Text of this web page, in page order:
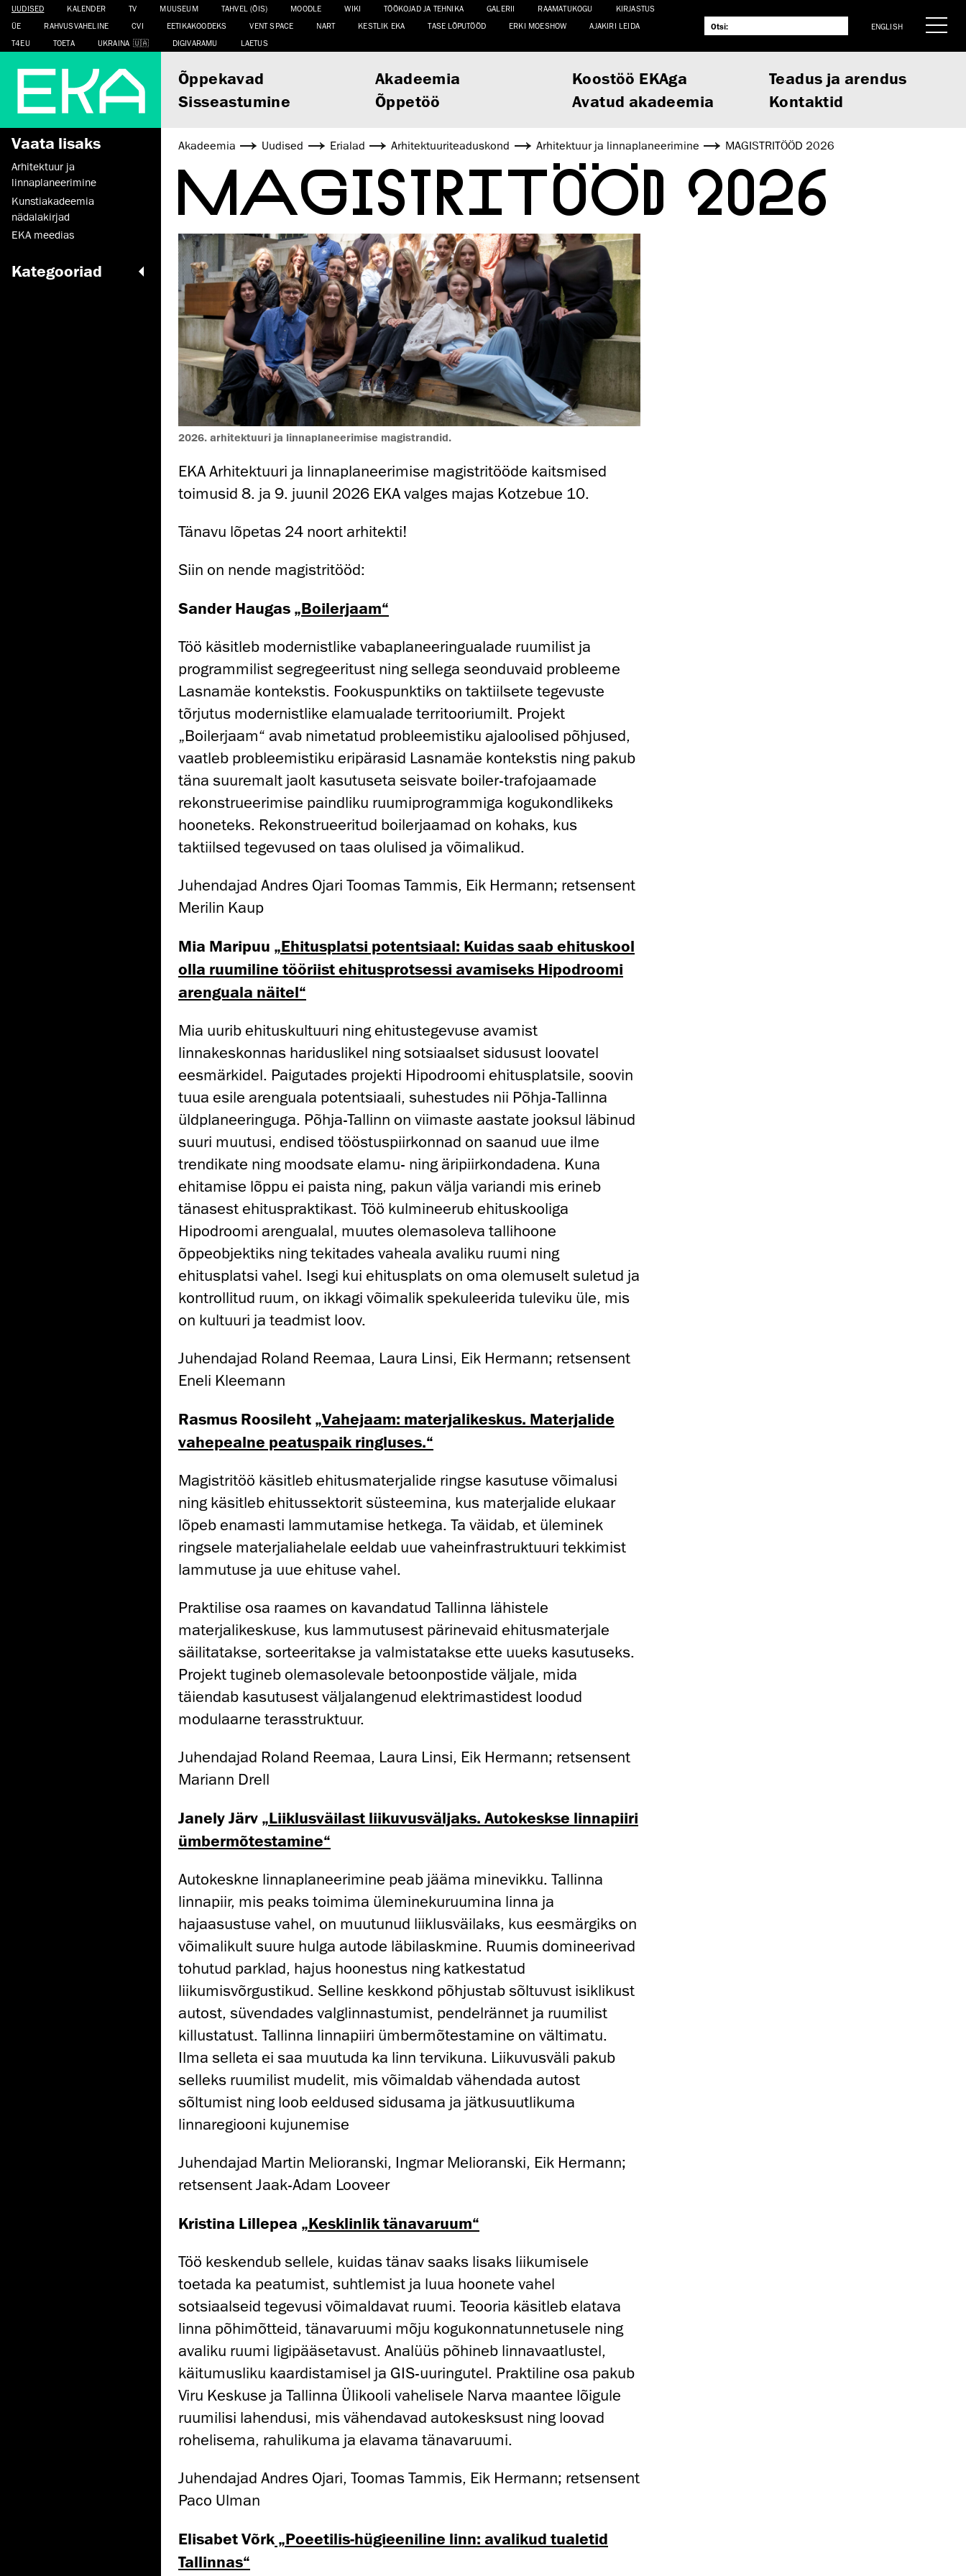
UUDISED KALENDER TV MUUSEUM TAHVEL (ÕIS) MOODLE WIKI TÖÖKOJAD JA TEHNIKA GALERII RAAMATUKOGU
KIRJASTUS
ÜE
RAHVUSVAHELINE CVI EETIKAKOODEKS VENT SPACE NART KESTLIK EKA TASE LÕPUTÖÖD ERKI MOESHOW
AJAKIRI LEIDA
T4EU
TOETA UKRAINA DIGIVARAMU LAETUS
ENGLISH
Õppekavad Akadeemia Koostöö EKAga
Teadus ja arendus
Sisseastumine
Õppetöö Avatud akadeemia Kontaktid
Vaata lisaks
Arhitektuur ja
linnaplaneerimine
Kunstiakadeemia
nädalakirjad
EKA meedias
Kategooriad
Akadeemia Uudised Erialad Arhitektuuri­teaduskond Arhitektuur ja linnaplaneerimine MAGISTRITÖÖD 2026
MAGISTRITÖÖD 2026
2026. arhitektuuri ja linnaplaneerimise magistrandid.
EKA Arhitektuuri ja linnaplaneerimise magistritööde kaitsmised
toimusid 8. ja 9. juunil 2026 EKA valges majas Kotzebue 10.
Tänavu lõpetas 24 noort arhitekti!
Siin on nende magistritööd:
Sander Haugas „Boilerjaam“
Töö käsitleb modernistlike vabaplaneeringualade ruumilist ja
programmilist segregeeritust ning sellega seonduvaid probleeme
Lasnamäe kontekstis. Fookuspunktiks on taktiilsete tegevuste
tõrjutus modernistlike elamualade territooriumilt. Projekt
„Boilerjaam“ avab nimetatud probleemistiku ajaloolised põhjused,
vaatleb probleemistiku eripärasid Lasnamäe kontekstis ning pakub
täna suuremalt jaolt kasutuseta seisvate boiler-trafojaamade
rekonstrueerimise paindliku ruumiprogrammiga kogukondlikeks
hooneteks. Rekonstrueeritud boilerjaamad on kohaks, kus
taktiilsed tegevused on taas olulised ja võimalikud.
Juhendajad Andres Ojari Toomas Tammis, Eik Hermann; retsensent
Merilin Kaup
Mia Maripuu „Ehitusplatsi potentsiaal: Kuidas saab ehituskool
olla ruumiline tööriist ehitusprotsessi avamiseks Hipodroomi
arenguala näitel“
Mia uurib ehituskultuuri ning ehitustegevuse avamist
linnakeskonnas hariduslikel ning sotsiaalset sidusust loovatel
eesmärkidel. Paigutades projekti Hipodroomi ehitusplatsile, soovin
tuua esile arenguala potentsiaali, suhestudes nii Põhja-Tallinna
üldplaneeringuga. Põhja-Tallinn on viimaste aastate jooksul läbinud
suuri muutusi, endised tööstuspiirkonnad on saanud uue ilme
trendikate ning moodsate elamu- ning äripiirkondadena. Kuna
ehitamise lõppu ei paista ning, pakun välja variandi mis erineb
tänasest ehituspraktikast. Töö kulmineerub ehituskooliga
Hipodroomi arengualal, muutes olemasoleva tallihoone
õppeobjektiks ning tekitades vaheala avaliku ruumi ning
ehitusplatsi vahel. Isegi kui ehitusplats on oma olemuselt suletud ja
kontrollitud ruum, on ikkagi võimalik spekuleerida tuleviku üle, mis
on kultuuri ja teadmist loov.
Juhendajad Roland Reemaa, Laura Linsi, Eik Hermann; retsensent
Eneli Kleemann
Rasmus Roosileht „Vahejaam: materjalikeskus. Materjalide
vahepealne peatuspaik ringluses.“
Magistritöö käsitleb ehitusmaterjalide ringse kasutuse võimalusi
ning käsitleb ehitussektorit süsteemina, kus materjalide elukaar
lõpeb enamasti lammutamise hetkega. Ta väidab, et üleminek
ringsele materjaliahelale eeldab uue vaheinfrastruktuuri tekkimist
lammutuse ja uue ehituse vahel.
Praktilise osa raames on kavandatud Tallinna lähistele
materjalikeskuse, kus lammutusest pärinevaid ehitusmaterjale
säilitatakse, sorteeritakse ja valmistatakse ette uueks kasutuseks.
Projekt tugineb olemasolevale betoonpostide väljale, mida
täiendab kasutusest väljalangenud elektrimastidest loodud
modulaarne terasstruktuur.
Juhendajad Roland Reemaa, Laura Linsi, Eik Hermann; retsensent
Mariann Drell
Janely Järv „Liiklusväilast liikuvusväljaks. Autokeskse linnapiiri
ümbermõtestamine“
Autokeskne linnaplaneerimine peab jääma minevikku. Tallinna
linnapiir, mis peaks toimima üleminekuruumina linna ja
hajaasustuse vahel, on muutunud liiklusväilaks, kus eesmärgiks on
võimalikult suure hulga autode läbilaskmine. Ruumis domineerivad
tohutud parklad, hajus hoonestus ning katkestatud
liikumisvõrgustikud. Selline keskkond põhjustab sõltuvust isiklikust
autost, süvendades valglinnastumist, pendelrännet ja ruumilist
killustatust. Tallinna linnapiiri ümbermõtestamine on vältimatu.
Ilma selleta ei saa muutuda ka linn tervikuna. Liikuvusväli pakub
selleks ruumilist mudelit, mis võimaldab vähendada autost
sõltumist ning loob eeldused sidusama ja jätkusuutlikuma
linnaregiooni kujunemise
Juhendajad Martin Melioranski, Ingmar Melioranski, Eik Hermann;
retsensent Jaak-Adam Looveer
Kristina Lillepea „Kesklinlik tänavaruum“
Töö keskendub sellele, kuidas tänav saaks lisaks liikumisele
toetada ka peatumist, suhtlemist ja luua hoonete vahel
sotsiaalseid tegevusi võimaldavat ruumi. Teooria käsitleb elatava
linna põhimõtteid, tänavaruumi mõju kogukonnatunnetusele ning
avaliku ruumi ligipääsetavust. Analüüs põhineb linnavaatlustel,
käitumusliku kaardistamisel ja GIS-uuringutel. Praktiline osa pakub
Viru Keskuse ja Tallinna Ülikooli vahelisele Narva maantee lõigule
ruumilisi lahendusi, mis vähendavad autokesksust ning loovad
rohelisema, rahulikuma ja elavama tänavaruumi.
Juhendajad Andres Ojari, Toomas Tammis, Eik Hermann; retsensent
Paco Ulman
Elisabet Võrk „Poeetilis-hügieeniline linn: avalikud tualetid
Tallinnas“